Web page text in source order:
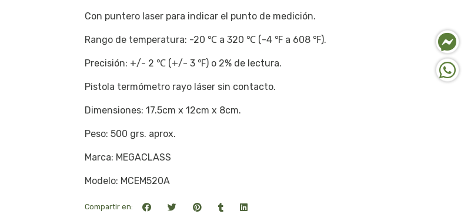
Con puntero laser para indicar el punto de medición.
Rango de temperatura: -20 ℃ a 320 ℃ (-4 ℉ a 608 ℉).
Precisión: +/- 2 ℃ (+/- 3 ℉) o 2% de lectura.
Pistola termómetro rayo láser sin contacto.
Dimensiones: 17.5cm x 12cm x 8cm.
Peso: 500 grs. aprox.
Marca: MEGACLASS
Modelo: MCEM520A
Compartir en: